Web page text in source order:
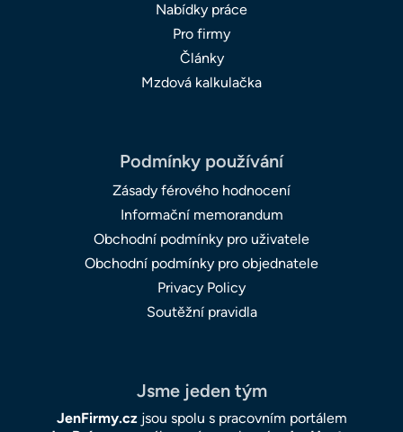
Nabídky práce
Pro firmy
Články
Mzdová kalkulačka
Podmínky používání
Zásady férového hodnocení
Informační memorandum
Obchodní podmínky pro uživatele
Obchodní podmínky pro objednatele
Privacy Policy
Soutěžní pravidla
Jsme jeden tým
JenFirmy.czjsou spolu s pracovním portálem